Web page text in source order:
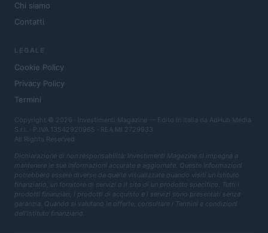
Chi siamo
Contatti
LEGALE
Cookie Policy
Privacy Policy
Termini
Copyright © 2026 · Investimenti Magazine — Edito in Italia da AdHub Media
S.r.l. · P.IVA 13542920965 · REA MI 2729933
All Rights Reserved
Dichiarazione di non responsabilità: Investimenti Magazine si impegna a
mantenere le sue informazioni accurate e aggiornate. Queste informazioni
potrebbero essere diverse da quelle visualizzate quando visiti un istituto
finanziario, un fornitore di servizi o il sito di un prodotto specifico. Tutti i
prodotti finanziari, i prodotti di acquisto e i servizi sono presentati senza
garanzia. Quando si valutano le offerte, consultare i Termini e condizioni
dell'istituto finanziario.